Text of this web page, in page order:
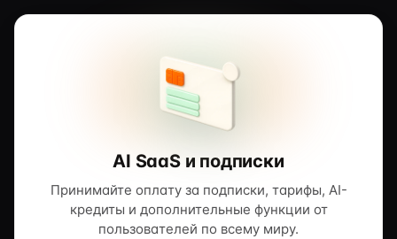
AI SaaS и подписки
Принимайте оплату за подписки, тарифы, AI-
кредиты и дополнительные функции от
пользователей по всему миру.